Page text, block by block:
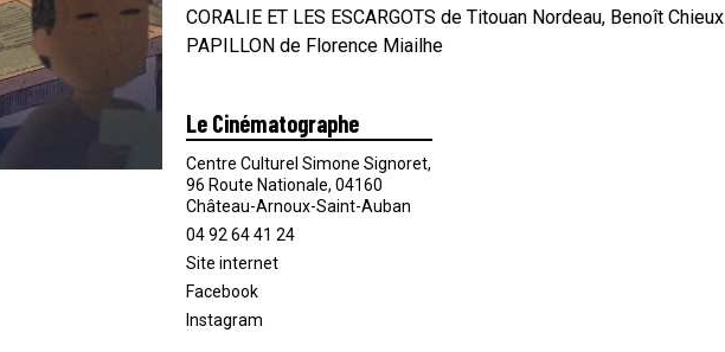
CORALIE ET LES ESCARGOTS de Titouan Nordeau, Benoît Chieux
PAPILLON de Florence Miailhe
Le Cinématographe
Centre Culturel Simone Signoret,
96 Route Nationale, 04160
Château-Arnoux-Saint-Auban
04 92 64 41 24
Site internet
Facebook
Instagram